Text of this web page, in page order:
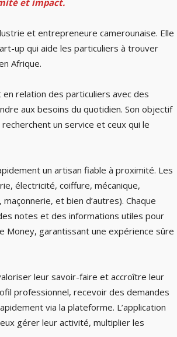
et impact.
et entrepreneure camerounaise. Elle
up qui aide les particuliers à trouver
Afrique.
relation des particuliers avec des
aux besoins du quotidien. Son objectif
un service et ceux qui le
un artisan fiable à proximité. Les
électricité, coiffure, mécanique,
et bien d’autres). Chaque
notes et des informations utiles pour
Money, garantissant une expérience sûre
leur savoir-faire et accroître leur
professionnel, recevoir des demandes
via la plateforme. L’application
gérer leur activité, multiplier les